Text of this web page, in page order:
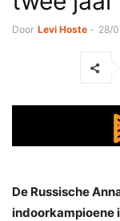
Door Levi Hoste - 28/
De Russische
indoorkampioene